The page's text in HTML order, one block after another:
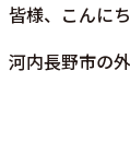
皆様、こんに
河内長野市の